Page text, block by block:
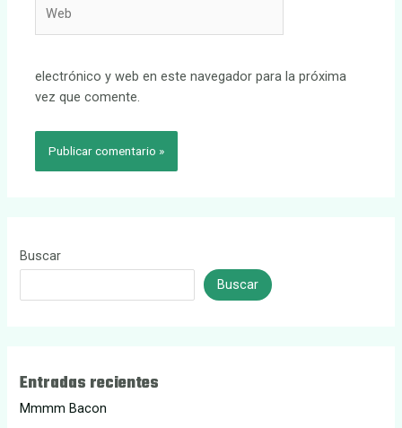
electrónico y web en este navegador para la próxima
vez que comente.
Buscar
Buscar
Entradas recientes
Mmmm Bacon